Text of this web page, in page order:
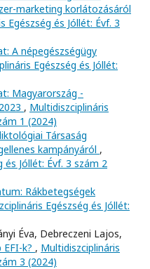
marketing korlátozásáról
Egészség és Jóllét: Évf. 3
A népegészségügy
Egészség és Jóllét:
Magyarország -
, Multidiszciplináris
1 (2024)
Társaság
kampányáról ,
és Jóllét: Évf. 3 szám 2
Rákbetegségek
Egészség és Jóllét:
Éva, Debreczeni Lajos,
k? , Multidiszciplináris
3 (2024)